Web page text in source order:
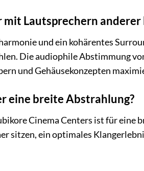
mit Lautsprechern
und ein kohärentes
Die audiophile Abstimmung
und Gehäusekonzepten
eine breite Abstrahlung?
Cinema Centers ist für eine
sitzen, ein optimales